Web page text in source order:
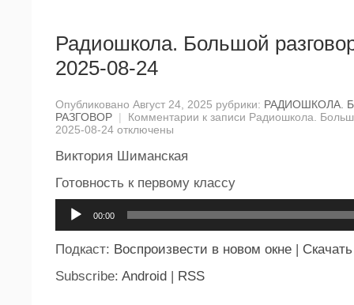
Радиошкола. Большой
2025-08-24
Опубликовано Август 24, 2025 рубрики: РАДИОШКОЛА.
РАЗГОВОР | Комментарии к записи Радиошкола.
2025-08-24 отключены
Виктория Шиманская
Готовность к первому классу
00:00
Подкаст: Воспроизвести в новом окне | Скачать
Subscribe: Android | RSS